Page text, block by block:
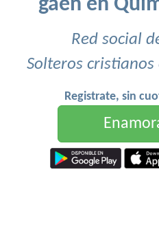
gaen en
Red social
Solteros
Registrate, sin